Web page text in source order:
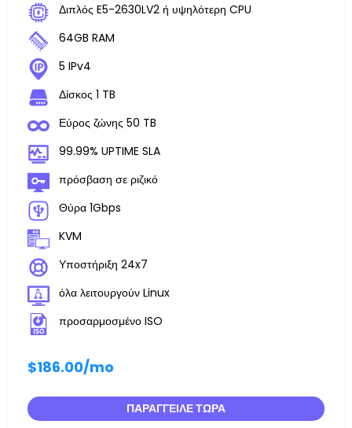
Διπλός E5-2630LV2 ή υψηλότερη CPU
64GB RAM
5 IPv4
Δίσκος 1 TB
Εύρος ζώνης 50 TB
99.99% UPTIME SLA
πρόσβαση σε ριζικό
Θύρα 1Gbps
KVM
Υποστήριξη 24x7
όλα λειτουργούν Linux
προσαρμοσμένο ISO
$186.00/mo
ΠΑΡΆΓΓΕΙΛΕ ΤΏΡΑ